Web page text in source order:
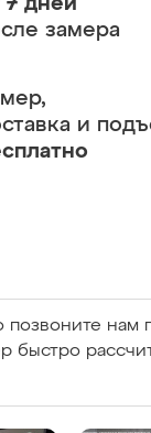
замера
и
позвоните нам
быстро